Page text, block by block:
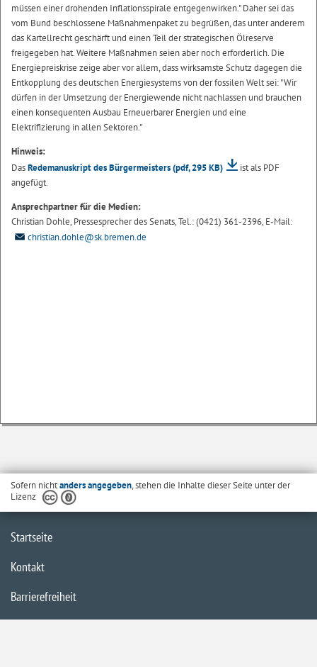
müssen einer drohenden Inflationsspirale entgegenwirken." Daher sei das
vom Bund beschlossene Maßnahmenpaket zu begrüßen, das unter anderem
das Kartellrecht geschärft und einen Teil der strategischen Ölreserve
freigegeben hat. Weitere Maßnahmen seien aber noch erforderlich. Die
Energiepreiskrise zeige aber vor allem, dass wirksamste Schutz dagegen die
Entkopplung des deutschen Energiesystems von der fossilen Welt sei: "Wir
dürfen in der Umsetzung der Energiewende nicht nachlassen und brauchen
einen konsequenten Ausbau Erneuerbarer Energien und eine
Elektrifizierung in allen Sektoren."
Hinweis:
DasRedemanuskript des Bürgermeisters(pdf, 295 KB)
ist als PDF
angefügt.
Ansprechpartner für die Medien:
Christian Dohle, Pressesprecher des Senats, Tel.: (0421) 361-2396, E-Mail:
christian.dohle@sk.bremen.de
Sofern nichtanders angegeben, stehen die Inhalte dieser Seite unter der
Lizenz
Startseite
Kontakt
Barrierefreiheit